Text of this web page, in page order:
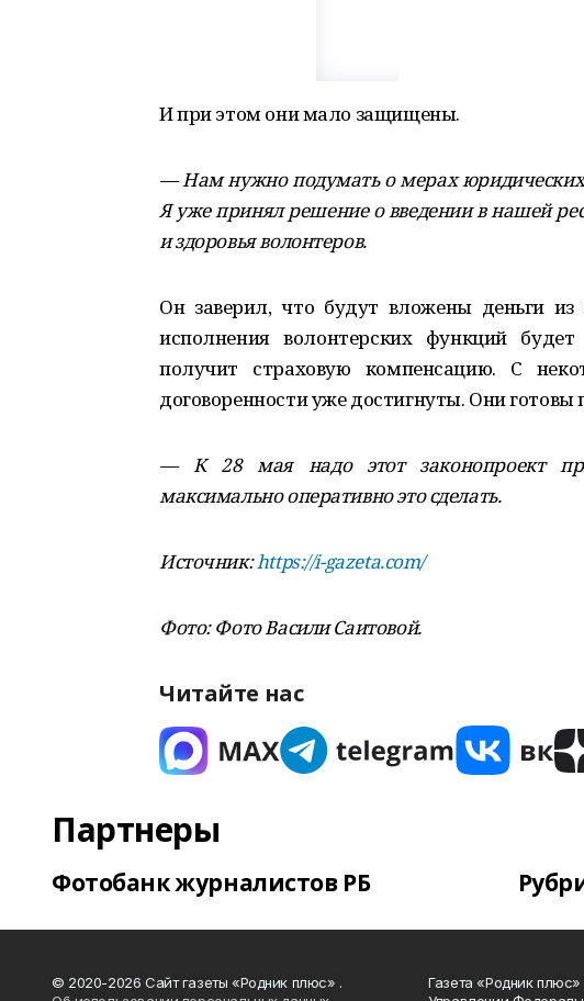
И при этом они мало защищены.
— Нам нужно подумать о мерах
Я уже принял решение о введении в нашей
и здоровья волонтеров.
Он заверил, что будут вложены деньги
исполнения волонтерских функций
получит страховую компенсацию. С
договоренности уже достигнуты. Они
— К 28 мая надо этот законопроект
максимально оперативно это сделать.
Источник:https://i-gazeta.com/
Фото: Фото Васили Саитовой.
Читайте нас
Партнеры
Фотобанк журналистов РБ
© 2020-2026 Сайт газеты «Родник плюс» .
Газета «Родник